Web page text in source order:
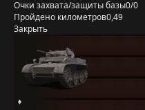
Очки захвата/защиты базы0/0
Пройдено километров0,49
Закрыть